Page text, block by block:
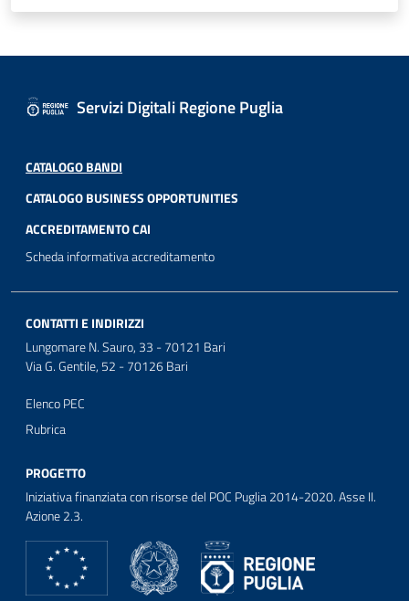
Servizi Digitali Regione Puglia
CATALOGO BANDI
CATALOGO BUSINESS OPPORTUNITIES
ACCREDITAMENTO CAI
Scheda informativa accreditamento
CONTATTI E INDIRIZZI
Lungomare N. Sauro, 33 - 70121 Bari
Via G. Gentile, 52 - 70126 Bari
Elenco PEC
Rubrica
PROGETTO
Iniziativa finanziata con risorse del POC Puglia 2014-2020. Asse II.
Azione 2.3.